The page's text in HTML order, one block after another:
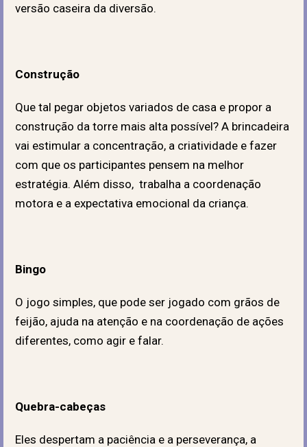
versão caseira da diversão.
Construção
Que tal pegar objetos variados de casa e propor a
construção da torre mais alta possível? A brincadeira
vai estimular a concentração, a criatividade e fazer
com que os participantes pensem na melhor
estratégia. Além disso, trabalha a coordenação
motora e a expectativa emocional da criança.
Bingo
O jogo simples, que pode ser jogado com grãos de
feijão, ajuda na atenção e na coordenação de ações
diferentes, como agir e falar.
Quebra-cabeças
Eles despertam a paciência e a perseverança, a